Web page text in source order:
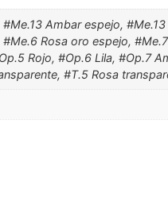
Ambar espejo,
Rosa oro espejo,
Rojo, #Op.6 Lila, #Op.7
#T.5 Rosa